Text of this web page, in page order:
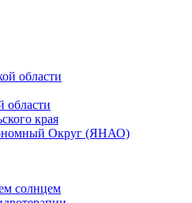
области
области
края
Округ (ЯНАО)
солнцем